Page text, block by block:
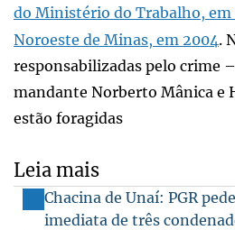
do Ministério do Trabalho, em
Noroeste de Minas, em 2004.
responsabilizadas pelo crime
mandante Norberto Mânica e
estão foragidas
Leia mais
Chacina de Unaí: PGR
imediata de três